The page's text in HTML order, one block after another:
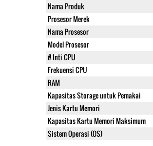
Nama Produk
Prosesor Merek
Nama Prosesor
Model Prosesor
# Inti CPU
Frekuensi CPU
RAM
Kapasitas Storage untuk Pemakai
Jenis Kartu Memori
Kapasitas Kartu Memori Maksimum
Sistem Operasi (OS)